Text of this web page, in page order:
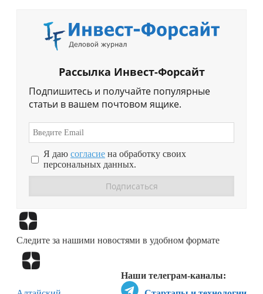
Рассылка Инвест-Форсайт
Подпишитесь и получайте популярные
статьи в вашем почтовом ящике.
Я даю согласие на обработку своих
персональных данных.
Следите за нашими новостями в удобном формате
Наши телеграм-каналы: